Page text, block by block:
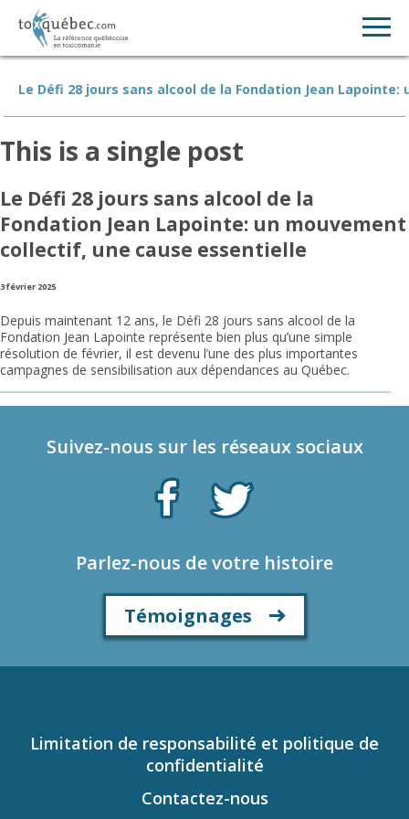
Le Défi 28 jours sans alcool de la Fondation Jean
This is a single post
Le Défi 28 jours sans alcool de la
Fondation Jean Lapointe: un mouvement
collectif, une cause essentielle
3 février 2025
Depuis maintenant 12 ans, le Défi 28 jours sans alcool de la
Fondation Jean Lapointe représente bien plus qu’une simple
résolution de février, il est devenu l’une des plus importantes
campagnes de sensibilisation aux dépendances au Québec.
Suivez-nous sur les réseaux sociaux
Parlez-nous de votre histoire
Témoignages
Limitation de responsabilité et politique de
confidentialité
Contactez-nous